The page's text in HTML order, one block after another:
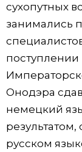
сухопутных
занимались
Онодэра
немецкий
результатом,
русском